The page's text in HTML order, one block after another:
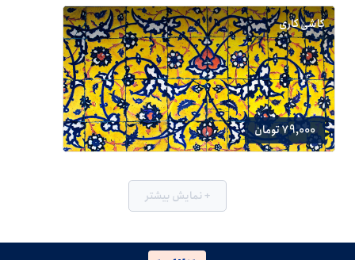
کاشی کاری
79,000 تومان
+ نمایش بیشتر